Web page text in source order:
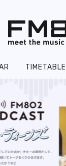
TIMETABLE